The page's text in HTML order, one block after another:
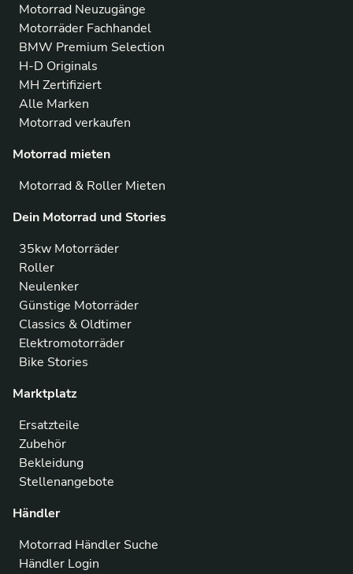
Motorrad Neuzugänge
Motorräder Fachhandel
BMW Premium Selection
H-D Originals
MH Zertifiziert
Alle Marken
Motorrad verkaufen
Motorrad mieten
Motorrad & Roller Mieten
Dein Motorrad und Stories
35kw Motorräder
Roller
Neulenker
Günstige Motorräder
Classics & Oldtimer
Elektromotorräder
Bike Stories
Marktplatz
Ersatzteile
Zubehör
Bekleidung
Stellenangebote
Händler
Motorrad Händler Suche
Händler Login